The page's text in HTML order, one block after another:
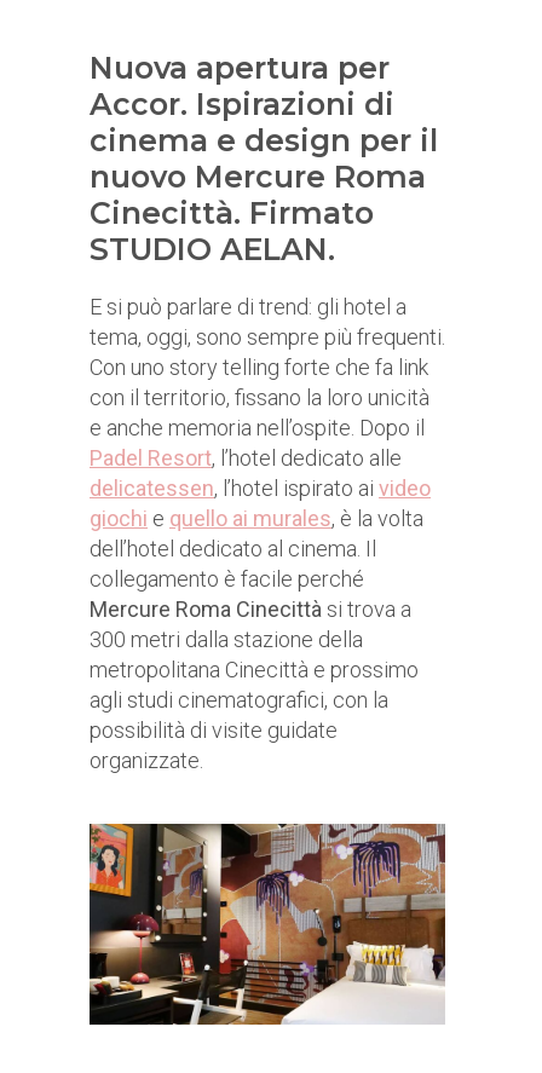
Nuova apertura per
Accor. Ispirazioni di
cinema e design per il
nuovo Mercure Roma
Cinecittà. Firmato
STUDIO AELAN.
E si può parlare di trend: gli hotel a
tema, oggi, sono sempre più frequenti.
Con uno story telling forte che fa link
con il territorio, fissano la loro unicità
e anche memoria nell’ospite. Dopo il
Padel Resort, l’hotel dedicato alle
delicatessen, l’hotel ispirato ai video
giochi e quello ai murales, è la volta
dell’hotel dedicato al cinema. Il
collegamento è facile perché
Mercure Roma Cinecittà si trova a
300 metri dalla stazione della
metropolitana Cinecittà e prossimo
agli studi cinematografici, con la
possibilità di visite guidate
organizzate.